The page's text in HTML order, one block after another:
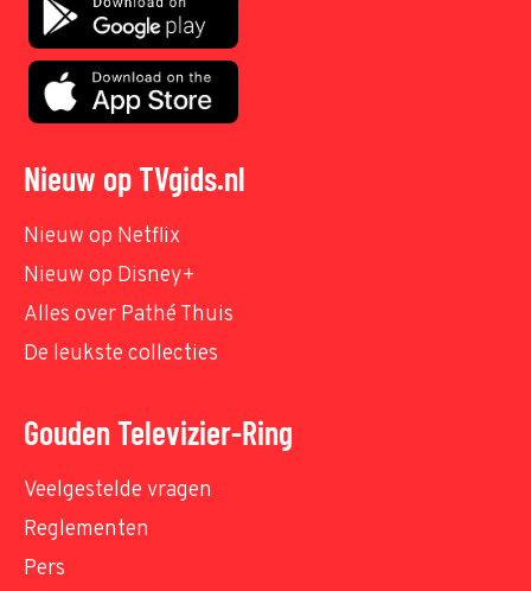
Nieuw op TVgids.nl
Nieuw op Netflix
Nieuw op Disney+
Alles over Pathé Thuis
De leukste collecties
Gouden Televizier-Ring
Veelgestelde vragen
Reglementen
Pers